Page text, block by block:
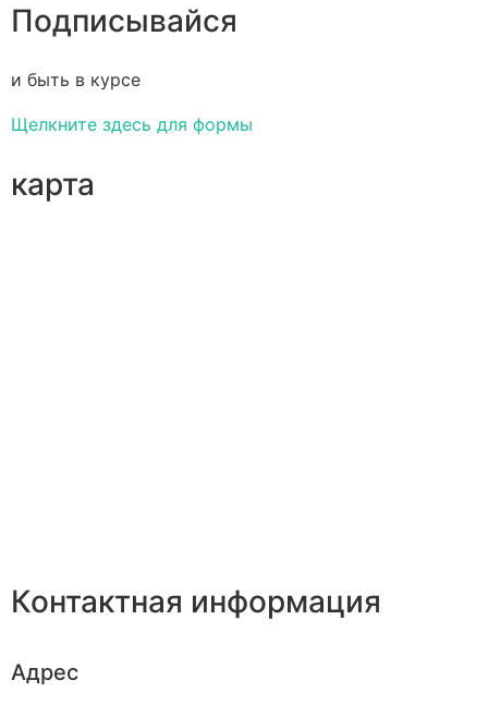
Подписывайся
и быть в курсе
Щелкните здесь для формы
карта
Контактная информация
Адрес